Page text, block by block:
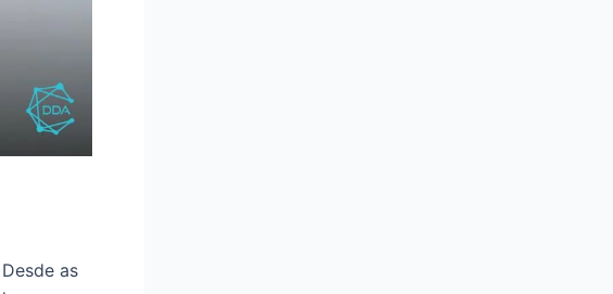
as